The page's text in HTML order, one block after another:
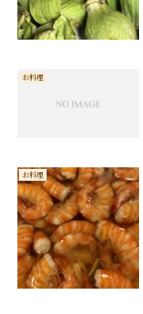
お料理
お料理